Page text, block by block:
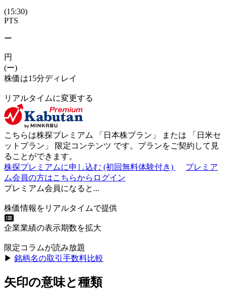
(15:30)
PTS
ー
円
(ー)
株価は15分ディレイ
リアルタイムに変更する
こちらは株探プレミアム 「 日本株プラン 」 または 「 日米セ
ットプラン 」 限定コンテンツ です。プランをご契約して見
ることができます。
株探プレミアムに申し込む (初回無料体験付き)
プレミア
ム会員の方はこちらからログイン
プレミアム会員になると...
株価情報をリアルタイムで提供
企業業績の表示期数を拡大
限定コラムが読み放題
▶︎ 銘柄名の取引手数料比較
矢印の意味と種類